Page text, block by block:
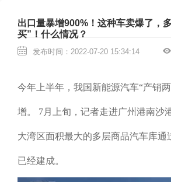
出口量暴增900%！这种车卖爆了，
买”！什么情况？
发布时间：2022-07-20 15:34:14
今年上半年，我国新能源汽车“产销
增。 7月上旬，记者走进广州港南沙
大湾区面积最大的多层商品汽车库通
已经建成。